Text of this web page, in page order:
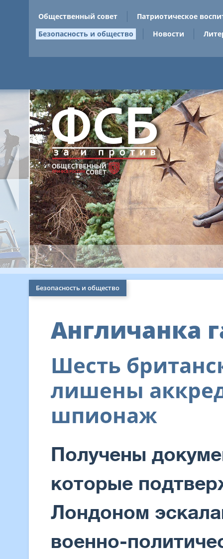
Общественный совет
Патриотическое
Безопасность и общество
Новости
Безопасность и общество
Англичанка
Шесть
лишены
шпионаж
Получены
которые
Лондоном
военно-